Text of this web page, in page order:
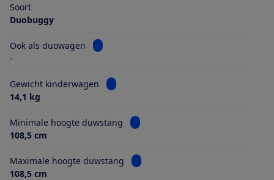
Soort
Duobuggy
Ook als duowagen
Bekijk informatie voor Ook als duowagen
-
Gewicht kinderwagen
Bekijk informatie voor Gewicht
14,1 kg
Minimale hoogte duwstang
Bekijk informatie voor Minimale
108,5 cm
Maximale hoogte duwstang
Bekijk informatie voor Maximale
108,5 cm